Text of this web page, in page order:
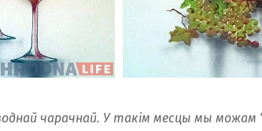
чарачнай. У такім месцы мы можам